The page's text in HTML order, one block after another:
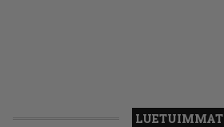
LUETUIMMAT